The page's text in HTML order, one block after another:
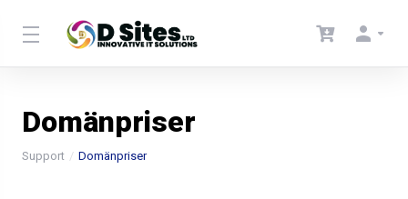
Domänpriser
Support Domänpriser